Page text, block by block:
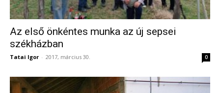
Az első önkéntes munka az új sepsei
székházban
Tatai Igor - 2017, március 30. 0